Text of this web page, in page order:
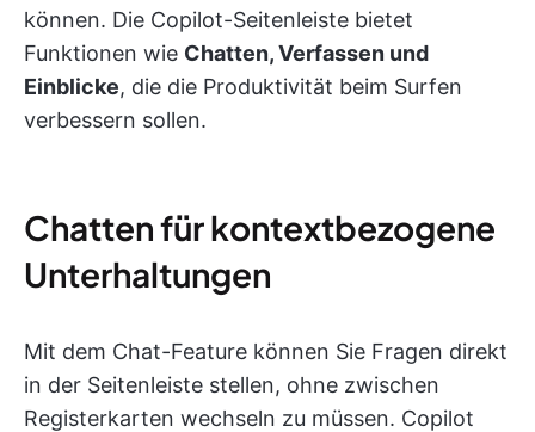
können. Die Copilot-Seitenleiste bietet
Funktionen wie Chatten, Verfassen und
Einblicke, die die Produktivität beim Surfen
verbessern sollen.
Chatten für kontextbezogene
Unterhaltungen
Mit dem Chat-Feature können Sie Fragen direkt
in der Seitenleiste stellen, ohne zwischen
Registerkarten wechseln zu müssen. Copilot